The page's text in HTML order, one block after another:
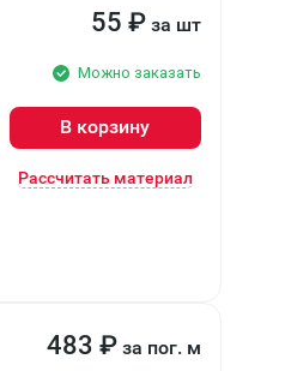
55 ₽ за шт
Можно заказать
В корзину
Рассчитать материал
483 ₽ за пог. м